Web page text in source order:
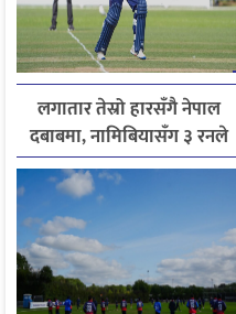
लगातार तेस्रो हारसँगै नेपाल
दबाबमा, नामिबियासँग ३ रनले
पराजित